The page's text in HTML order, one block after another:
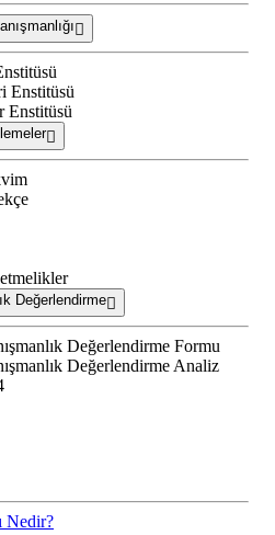
Enstitüsü
Enstitüsü
Değerlendirme
Değerlendirme Formu
Değerlendirme Analiz
Nedir?